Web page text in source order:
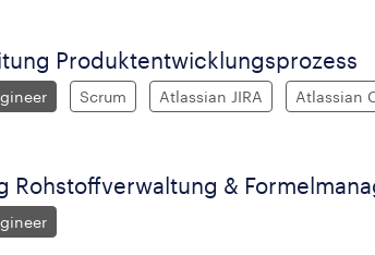
Produktentwicklungsprozess
Scrum Atlassian JIRA Atlassian
Rohstoffverwaltung &